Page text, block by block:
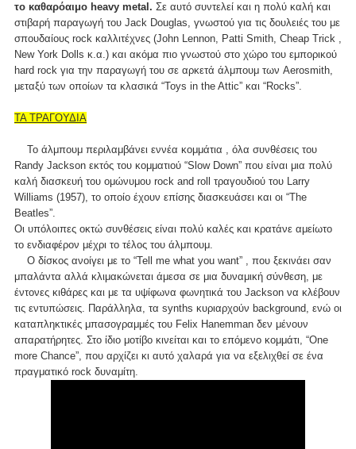
το καθαρόαιμο heavy metal. Σε αυτό συντελεί και η πολύ καλή και
στιβαρή παραγωγή του Jack Douglas, γνωστού για τις δουλειές του με
σπουδαίους rock καλλιτέχνες (John Lennon, Patti Smith, Cheap Trick ,
New York Dolls κ.α.) και ακόμα πιο γνωστού στο χώρο του εμπορικού
hard rock για την παραγωγή του σε αρκετά άλμπουμ των Aerosmith,
μεταξύ των οποίων τα κλασικά “Toys in the Attic” και “Rocks”.
ΤΑ ΤΡΑΓΟΥΔΙΑ
Το άλμπουμ περιλαμβάνει εννέα κομμάτια , όλα συνθέσεις του
Randy Jackson εκτός του κομματιού “Slow Down” που είναι μια πολύ
καλή διασκευή του ομώνυμου rock and roll τραγουδιού του Larry
Williams (1957), το οποίο έχουν επίσης διασκευάσει και οι “The
Beatles”.
Οι υπόλοιπες οκτώ συνθέσεις είναι πολύ καλές και κρατάνε αμείωτο
το ενδιαφέρον μέχρι το τέλος του άλμπουμ.
Ο δίσκος ανοίγει με το “Tell me what you want” , που ξεκινάει σαν
μπαλάντα αλλά κλιμακώνεται άμεσα σε μια δυναμική σύνθεση, με
έντονες κιθάρες και με τα υψίφωνα φωνητικά του Jackson να κλέβουν
τις εντυπώσεις. Παράλληλα, τα synths κυριαρχούν background, ενώ οι
καταπληκτικές μπασογραμμές του Felix Hanemman δεν μένουν
απαρατήρητες. Στο ίδιο μοτίβο κινείται και το επόμενο κομμάτι, “One
more Chance”, που αρχίζει κι αυτό χαλαρά για να εξελιχθεί σε ένα
πραγματικό rock δυναμίτη.